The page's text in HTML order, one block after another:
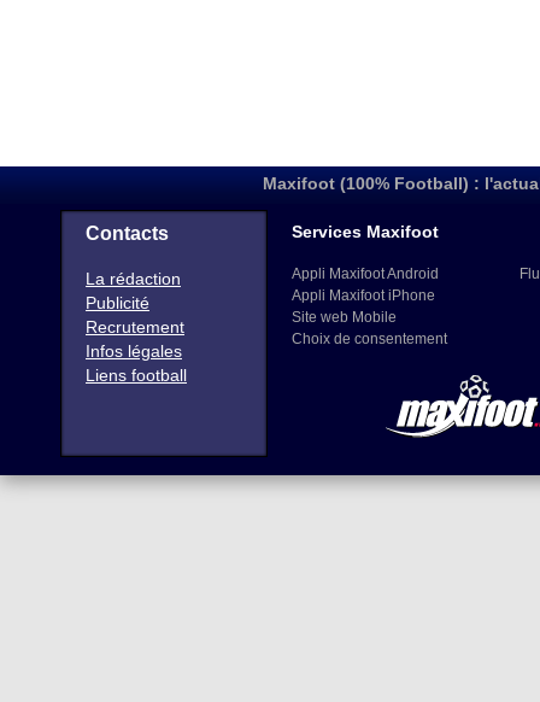
Maxifoot (100% Football) :
Contacts
La rédaction
Publicité
Recrutement
Infos légales
Liens football
Services Maxifoot
Appli Maxifoot Android
Appli Maxifoot iPhone
Site web Mobile
Choix de consentement